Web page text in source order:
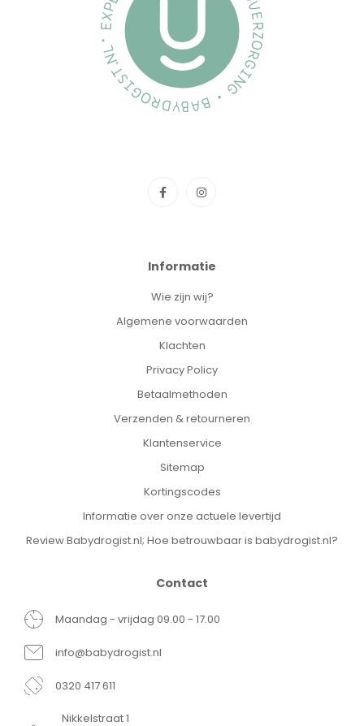
Informatie
Wie zijn wij?
Algemene voorwaarden
Klachten
Privacy Policy
Betaalmethoden
Verzenden & retourneren
Klantenservice
Sitemap
Kortingscodes
Informatie over onze actuele levertijd
Review Babydrogist.nl; Hoe betrouwbaar is babydrogist.nl?
Contact
Maandag - vrijdag 09.00 - 17.00
info@babydrogist.nl
0320 417 611
Nikkelstraat 1